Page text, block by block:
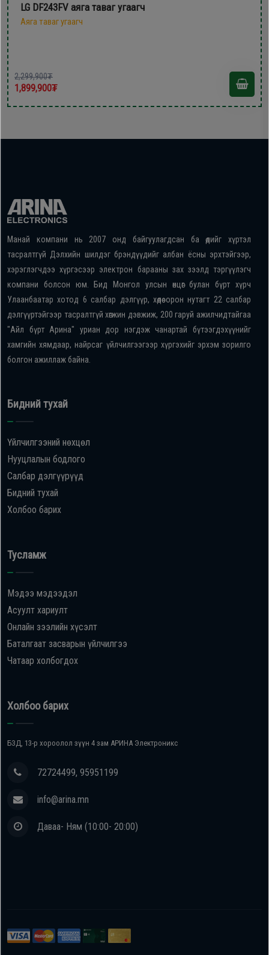
LG DF243FV аяга таваг угаагч
Аяга таваг угаагч
2,299,900₮
1,899,900₮
Манай компани нь 2007 онд байгуулагдсан ба өдийг хүртэл
тасралтгүй Дэлхийн шилдэг брэндүүдийг албан ёсны эрхтэйгээр,
хэрэглэгчдээ хүргэсээр электрон барааны зах зээлд тэргүүлэгч
компани болсон юм. Бид Монгол улсын өнцөг булан бүрт хүрч
Улаанбаатар хотод 6 салбар дэлгүүр, хөдөө орон нутагт 22 салбар
дэлгүүртэйгээр тасралтгүй хөгжин дэвжиж, 200 гаруй ажилчидтайгаа
"Айл бүрт Арина" уриан дор нэгдэж чанартай бүтээгдэхүүнийг
хамгийн хямдаар, найрсаг үйлчилгээгээр хүргэхийг эрхэм зорилго
болгон ажиллаж байна.
Бидний тухай
Үйлчилгээний нөхцөл
Нууцлалын бодлого
Салбар дэлгүүрүүд
Бидний тухай
Холбоо барих
Тусламж
Мэдээ мэдээдэл
Асуулт хариулт
Онлайн зээлийн хүсэлт
Баталгаат засварын үйлчилгээ
Чатаар холбогдох
Холбоо барих
БЗД, 13-р хороолол зүүн 4 зам АРИНА Электроникс
72724499, 95951199
info@arina.mn
Даваа- Ням (10:00- 20:00)